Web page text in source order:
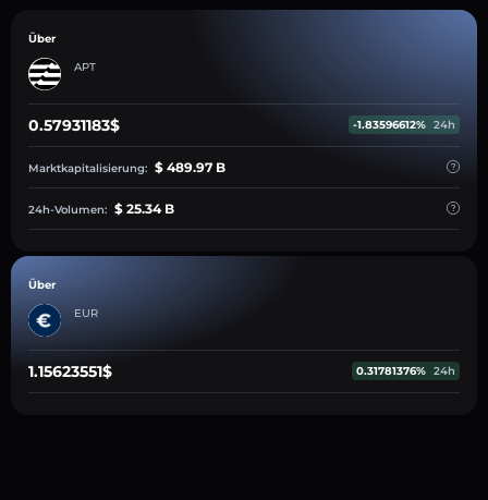
Über
APT
0.57931183$ -1.83596612% 24h
Marktkapitalisierung: $ 489.97 B
24h-Volumen: $ 25.34 B
Über
EUR
1.15623551$ 0.31781376% 24h